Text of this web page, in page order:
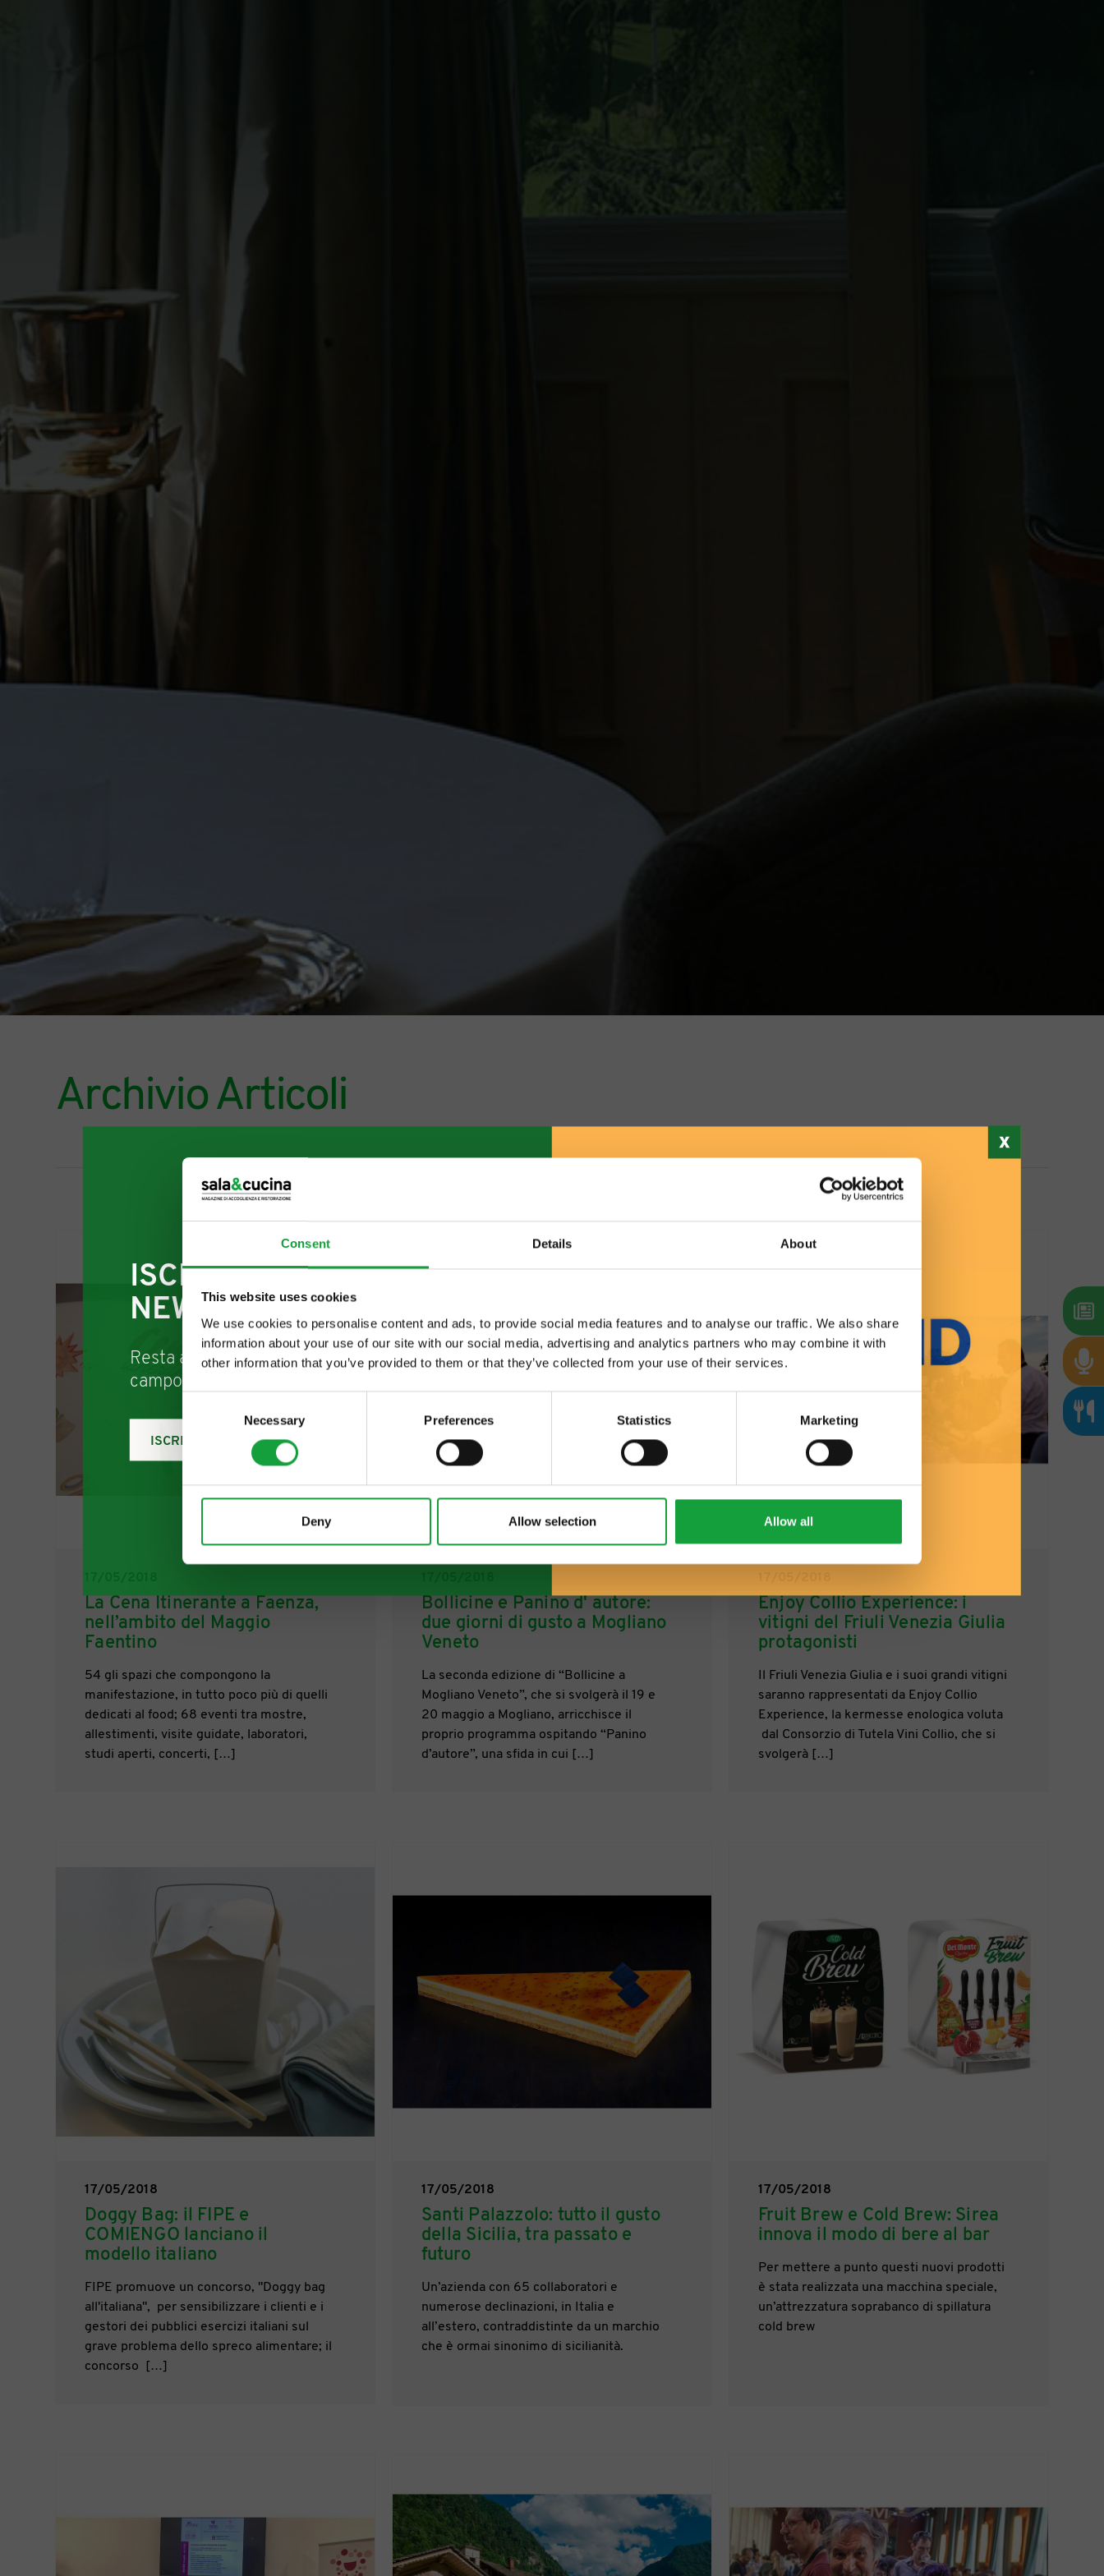
Consent Details About
This website uses cookies
We use cookies to personalise content and ads, to provide social media features and to analyse our traffic. We also share
information about your use of our site with our social media, advertising and analytics partners who may combine it with
other information that you’ve provided to them or that they’ve collected from your use of their services.
Selection
Necessary Preferences Statistics Marketing
Deny Allow selection Allow all
Archivio Articoli
La Cena Itinerante a Faenza,
nell’ambito del Maggio
Faentino
54 gli spazi che compongono la
manifestazione, in tutto poco più di quelli
dedicati al food; 68 eventi tra mostre,
allestimenti, visite guidate, laboratori,
studi aperti, concerti, […]
Bollicine e Panino d' autore:
due giorni di gusto a Mogliano
Veneto
La seconda edizione di “Bollicine a
Mogliano Veneto”, che si svolgerà il 19 e
20 maggio a Mogliano, arricchisce il
proprio programma ospitando “Panino
d’autore”, una sfida in cui […]
Enjoy Collio Experience: i
vitigni del Friuli Venezia Giulia
protagonisti
Il Friuli Venezia Giulia e i suoi grandi vitigni
saranno rappresentati da Enjoy Collio
Experience, la kermesse enologica voluta
dal Consorzio di Tutela Vini Collio, che si
svolgerà […]
17/05/2018
Doggy Bag: il FIPE e
COMIENGO lanciano il
modello italiano
FIPE promuove un concorso, "Doggy bag
all'italiana", per sensibilizzare i clienti e i
gestori dei pubblici esercizi italiani sul
grave problema dello spreco alimentare; il
concorso […]
17/05/2018
Santi Palazzolo: tutto il gusto
della Sicilia, tra passato e
futuro
Un’azienda con 65 collaboratori e
numerose declinazioni, in Italia e
all’estero, contraddistinte da un marchio
che è ormai sinonimo di sicilianità.
17/05/2018
Fruit Brew e Cold Brew: Sirea
innova il modo di bere al bar
Per mettere a punto questi nuovi prodotti
è stata realizzata una macchina speciale,
un’attrezzatura soprabanco di spillatura
cold brew
ISCRIVITI ALLA
NEWSLETTER
Resta aggiornato su tutte le ultime novita nel
campo della ristorazione e del food.
ISCRIVITI